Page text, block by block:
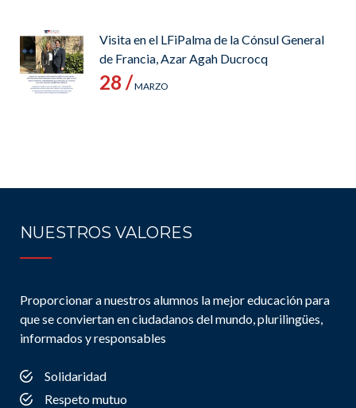
Visita en el LFiPalma de la Cónsul General
de Francia, Azar Agah Ducrocq
28 /MARZO
NUESTROS VALORES
Proporcionar a nuestros alumnos la mejor educación para
que se conviertan en ciudadanos del mundo, plurilingües,
informados y responsables
Solidaridad
Respeto mutuo